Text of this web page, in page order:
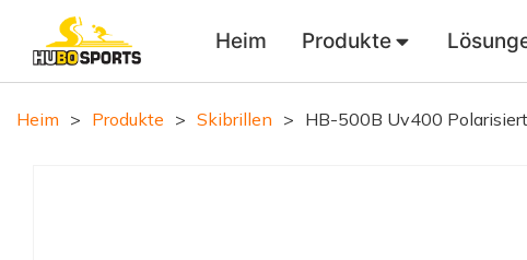
Heim Produkte
Heim > Produkte > Skibrillen > HB-500B Uv400